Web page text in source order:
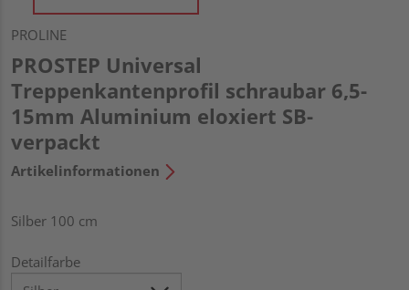
PROLINE
PROSTEP Universal
Treppenkantenprofil schraubar 6,5-
15mm Aluminium eloxiert SB-
verpackt
Artikelinformationen
Silber 100 cm
Detailfarbe